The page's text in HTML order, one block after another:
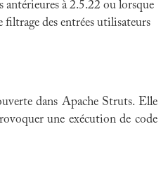
antérieures à 2.5.22 ou lorsque
filtrage des entrées utilisateurs
dans Apache Struts. Elle
une exécution de code